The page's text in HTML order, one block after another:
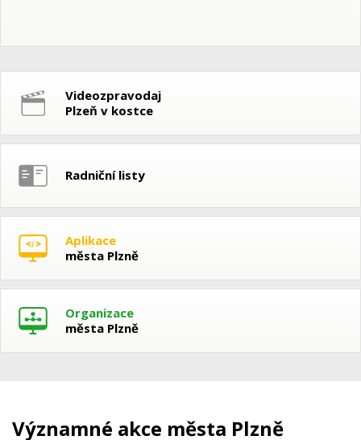
Videozpravodaj
Plzeň v kostce
Radniční listy
Aplikace
města Plzně
Organizace
města Plzně
Významné akce města Plzně